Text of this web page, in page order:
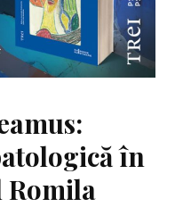
în
Romila